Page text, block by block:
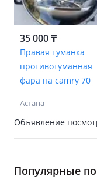
35 000 ₸
Правая туманка
противотуманная
фара на camry 70
Астана
Объявление
Популярные